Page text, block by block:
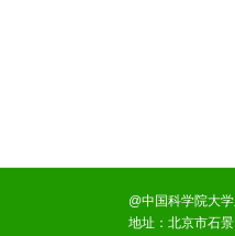
@中国科学院大
地址：北京市石